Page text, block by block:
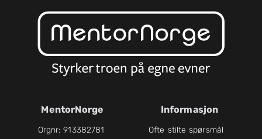
MentorNorge
Orgnr: 913382781
Informasjon
Ofte stilte spørsmål